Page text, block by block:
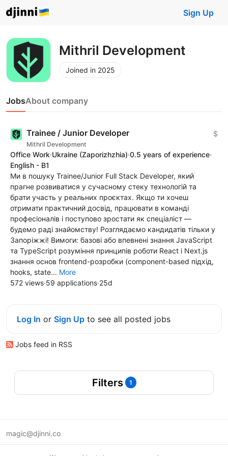
Sign Up
Mithril Development
Joined in 2025
JobsAbout company
Trainee / Junior Developer
Mithril Development
$
Office Work·Ukraine (Zaporizhzhia)·0.5 years of experience·
English - B1
Ми в пошуку Trainee/Junior Full Stack Developer, який
прагне розвиватися у сучасному стеку технологій та
брати участь у реальних проєктах. Якщо ти хочеш
отримати практичний досвід, працювати в команді
професіоналів і поступово зростати як спеціаліст —
будемо раді знайомству! Розглядаємо кандидатів тільки у
Запоріжжі! Вимоги: базові або впевнені знання JavaScript
та TypeScript розуміння принципів роботи React і Next.js
знання основ frontend-розробки (component-based підхід,
hooks, state... More
572 views·59 applications·25d
Log In or Sign Up to see all posted jobs
Jobs feed in RSS
Filters 1
magic@djinni.co